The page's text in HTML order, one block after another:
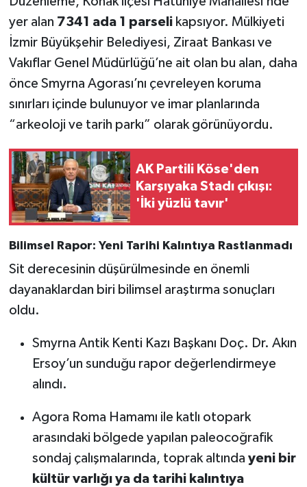
yer alan 7341 ada 1 parselikapsıyor. Mülkiyeti
İzmir Büyükşehir Belediyesi, Ziraat Bankası ve
Vakıflar Genel Müdürlüğü’ne ait olan bu alan, daha
önce Smyrna Agorası’nı çevreleyen koruma
sınırları içinde bulunuyor ve imar planlarında
“arkeoloji ve tarih parkı” olarak görünüyordu.
AK Partili Köse'den
Karşıyaka Stadı çıkışı:
'İki yüzlü tavır'
Bilimsel Rapor: Yeni Tarihi Kalıntıya Rastlanmadı
Sit derecesinin düşürülmesinde en önemli
dayanaklardan biri bilimsel araştırma sonuçları
oldu.
Smyrna Antik Kenti Kazı Başkanı Doç. Dr. Akın
Ersoy’un sunduğu rapor değerlendirmeye
alındı.
Agora Roma Hamamı ile katlı otopark
arasındaki bölgede yapılan paleocoğrafik
sondaj çalışmalarında, toprak altında yeni bir
kültür varlığı ya da tarihi kalıntıya